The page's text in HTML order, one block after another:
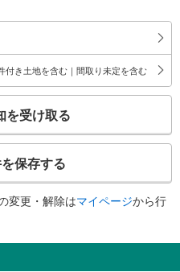
付き土地を含む｜間取り未定を含む
を受け取る
保存する
変更・解除はマイページから行